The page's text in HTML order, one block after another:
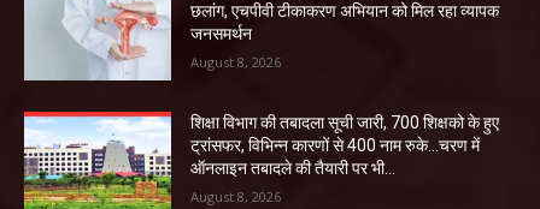
छलांग, एचपीवी टीकाकरण अभियान को मिल रहा व्यापक
जनसमर्थन
August 8, 2026
शिक्षा विभाग की तबादला सूची जारी, 700 शिक्षको के हुए
ट्रांसफर, विभिन्न कारणों से 400 नाम रुके…चरण में
ऑनलाइन तबादले की तैयारी पर भी...
August 8, 2026